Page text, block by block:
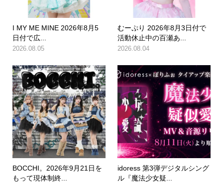
I MY ME MINE 2026年8月5
日付で広...
2026.08.05
むーぷり 2026年8月3日付で
活動休止中の百瀬あ...
2026.08.04
BOCCHI。2026年9月21日を
もって現体制終...
idoress 第3弾デジタルシング
ル『魔法少女疑...